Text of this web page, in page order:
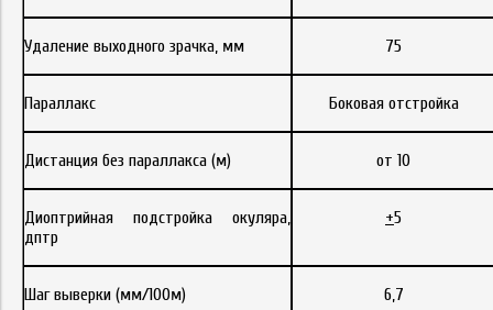
Удаление выходного зрачка, мм 75
Параллакс Боковая отстройка
Дистанция без параллакса (м) от 10
Диоптрийная подстройка окуляра,
дптр
+5
Шаг выверки (мм/100м) 6,7